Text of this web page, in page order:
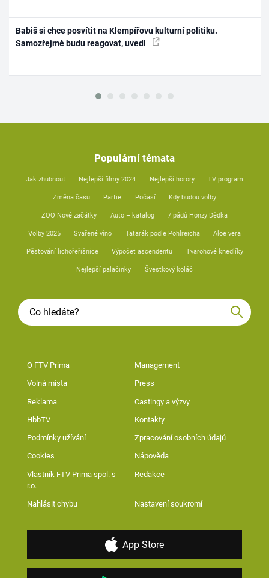
Babiš si chce posvítit na Klempířovu kulturní politiku.
Samozřejmě budu reagovat, uvedl
Populární témata
Jak zhubnout Nejlepší filmy 2024 Nejlepší horory TV program
Změna času Partie Počasí Kdy budou volby
ZOO Nové začátky Auto – katalog 7 pádů Honzy Dědka
Volby 2025 Svařené víno Tatarák podle Pohlreicha Aloe vera
Pěstování lichořeřišnice Výpočet ascendentu Tvarohové knedlíky
Nejlepší palačinky Švestkový koláč
O FTV Prima Management
Volná místa Press
Reklama Castingy a výzvy
HbbTV Kontakty
Podmínky užívání Zpracování osobních údajů
Cookies Nápověda
Vlastník FTV Prima spol. s
r.o.
Redakce
Nahlásit chybu Nastavení soukromí
App Store